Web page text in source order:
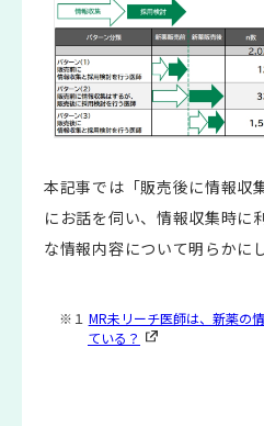
本記事では「販売後に情報収
にお話を伺い、情報収集時に
な情報内容について明らかに
※１ MR未リーチ医師は、新薬の
ている？